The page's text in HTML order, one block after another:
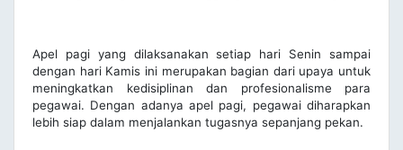
Apel pagi yang dilaksanakan setiap hari Senin sampai
dengan hari Kamis ini merupakan bagian dari upaya untuk
meningkatkan kedisiplinan dan profesionalisme para
pegawai. Dengan adanya apel pagi, pegawai diharapkan
lebih siap dalam menjalankan tugasnya sepanjang pekan.